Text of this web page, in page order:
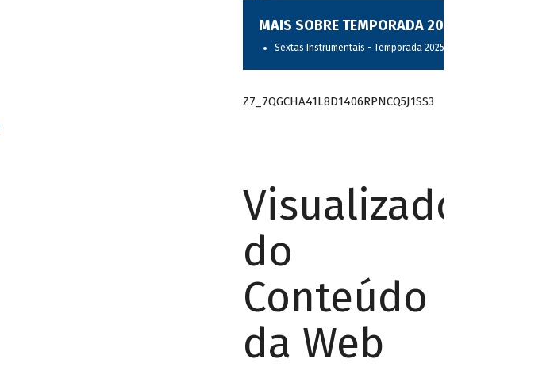
MAIS SOBRE TEMPORADA 2025
Sextas Instrumentais - Temporada 2025
Z7_7QGCHA41L8D1406RPNCQ5J1SS3
Visualizador
do
Conteúdo
da Web